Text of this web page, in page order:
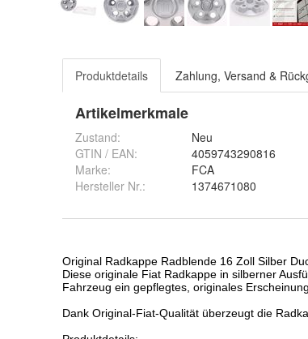
Produktdetails Zahlung, Versand &
Artikelmerkmale
Zustand:
Neu
GTIN / EAN:
4059743290816
Marke:
FCA
Hersteller Nr.:
1374671080